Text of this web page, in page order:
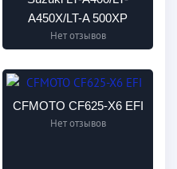
A450Х/LT-A 500XP
Нет отзывов
CFMOTO CF625-X6 EFI
Нет отзывов